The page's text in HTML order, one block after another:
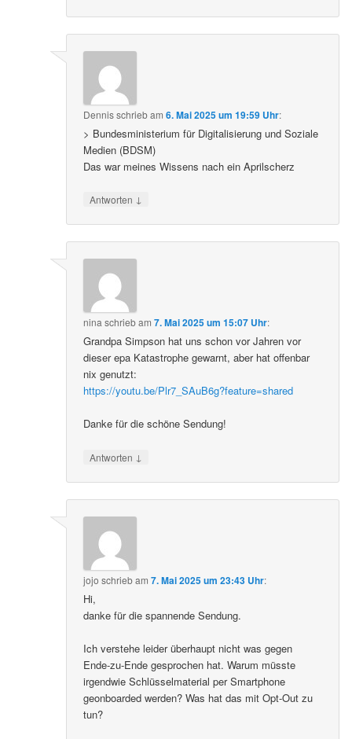
Dennisschriebam6. Mai 2025 um 19:59 Uhr:
> Bundesministerium für Digitalisierung und Soziale
Medien (BDSM)
Das war meines Wissens nach ein Aprilscherz
Antworten ↓
nina schriebam7. Mai 2025 um 15:07 Uhr:
Grandpa Simpson hat uns schon vor Jahren vor
dieser epa Katastrophe gewarnt, aber hat offenbar
nix genutzt:
https://youtu.be/Plr7_SAuB6g?feature=shared
Danke für die schöne Sendung!
Antworten ↓
jojo schriebam7. Mai 2025 um 23:43 Uhr:
Hi,
danke für die spannende Sendung.
Ich verstehe leider überhaupt nicht was gegen
Ende-zu-Ende gesprochen hat. Warum müsste
irgendwie Schlüsselmaterial per Smartphone
geonboarded werden? Was hat das mit Opt-Out zu
tun?